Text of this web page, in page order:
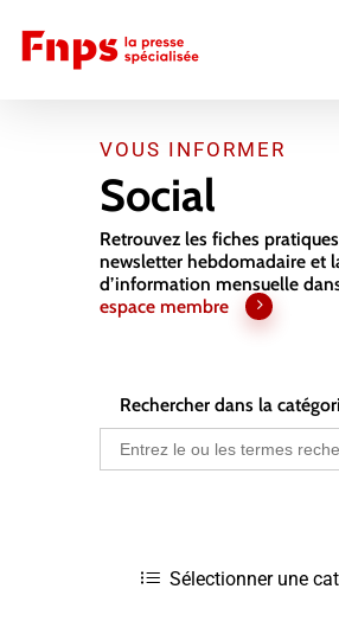
main
VOUS INFORMER
Social
Retrouvez les fiches
newsletter hebdomadaire et
d’information mensuelle
espace membre
Rechercher dans la
Search
for: